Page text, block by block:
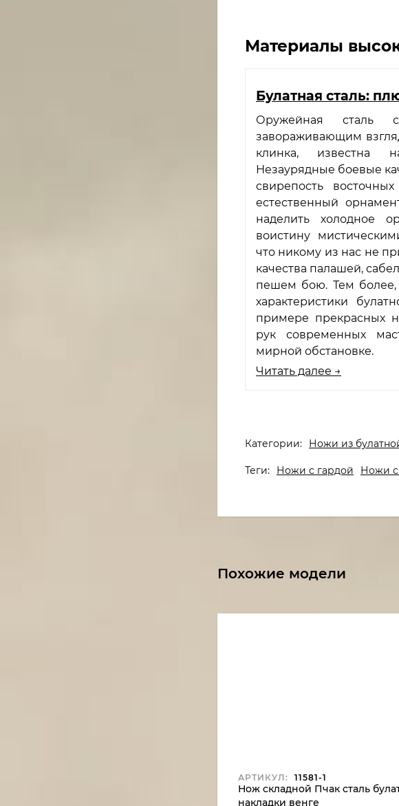
Материалы
Булатная сталь:
Оружейная сталь
завораживающим
клинка, известна
Незаурядные боевые
свирепость
естественный
наделить холодное
воистину
что никому из нас не
качества палашей,
пешем бою. Тем более,
характеристики
примере прекрасных
рук современных
мирной обстановке.
Читать далее →
Категории: Ножи из
Теги: Ножи с гардой Ножи с
Похожие модели
АРТИКУЛ: 11581-1
Нож складной Пчак сталь
накладки венге